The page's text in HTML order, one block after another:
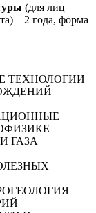
(для лиц
– 2 года, форма
ТЕХНОЛОГИИ
ГАЗА